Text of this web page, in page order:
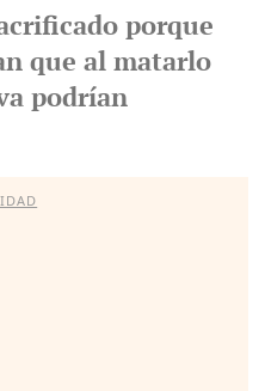
porque
que al matarlo
podrían